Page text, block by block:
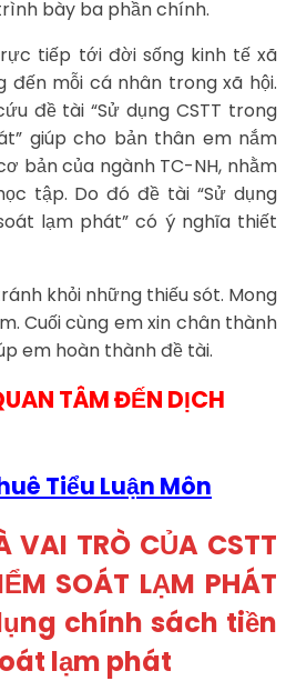
bày ba phần chính.
tiếp tới đời sống kinh tế xã
đến mỗi cá nhân trong xã hội.
đề tài “Sử dụng CSTT trong
giúp cho bản thân em nắm
bản của ngành TC-NH, nhằm
tập. Do đó đề tài “Sử dụng
lạm phát” có ý nghĩa thiết
khỏi những thiếu sót. Mong
Cuối cùng em xin chân thành
em hoàn thành đề tài.
TÂM ĐẾN DỊCH
Tiểu Luận Môn
VAI TRÒ CỦA CSTT
SOÁT LẠM PHÁT
chính sách tiền
lạm phát